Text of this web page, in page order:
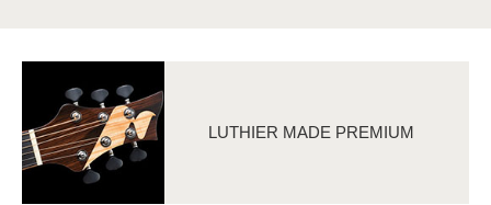
LUTHIER MADE PREMIUM